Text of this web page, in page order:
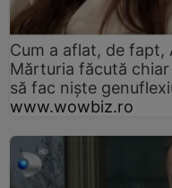
Cum a aflat, de fapt,
Mărturia făcută
să fac niște
www.wowbiz.ro